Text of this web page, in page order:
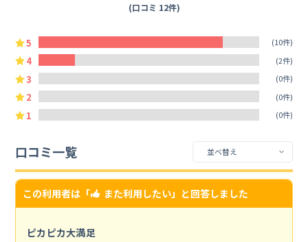
(口コミ 12件)
5 (10件)
4 (2件)
3 (0件)
2 (0件)
1 (0件)
口コミ一覧
この利用者は「 また利用したい」と回答しました
ピカピカ大満足